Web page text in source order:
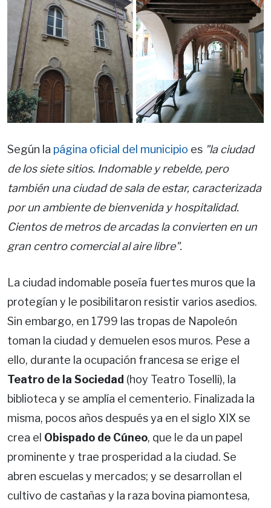
Según la página oficial del municipio es "la ciudad
de los siete sitios. Indomable y rebelde, pero
también una ciudad de sala de estar, caracterizada
por un ambiente de bienvenida y hospitalidad.
Cientos de metros de arcadas la convierten en un
gran centro comercial al aire libre".
La ciudad indomable poseía fuertes muros que la
protegían y le posibilitaron resistir varios asedios.
Sin embargo, en 1799 las tropas de Napoleón
toman la ciudad y demuelen esos muros. Pese a
ello, durante la ocupación francesa se erige el
Teatro de la Sociedad (hoy Teatro Toselli), la
biblioteca y se amplía el cementerio. Finalizada la
misma, pocos años después ya en el siglo XIX se
crea el Obispado de Cúneo, que le da un papel
prominente y trae prosperidad a la ciudad. Se
abren escuelas y mercados; y se desarrollan el
cultivo de castañas y la raza bovina piamontesa,